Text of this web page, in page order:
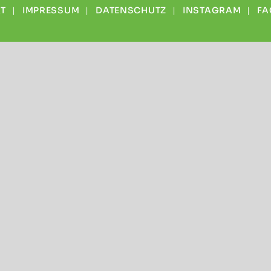
IMPRESSUM DATENSCHUTZ INSTAGRAM